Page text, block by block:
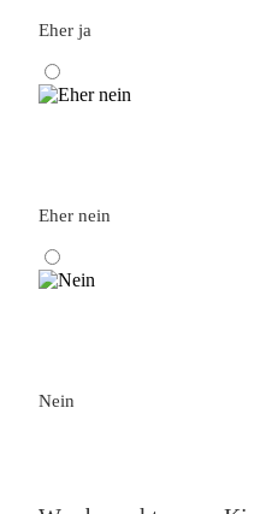
Eher ja
Eher nein
Nein